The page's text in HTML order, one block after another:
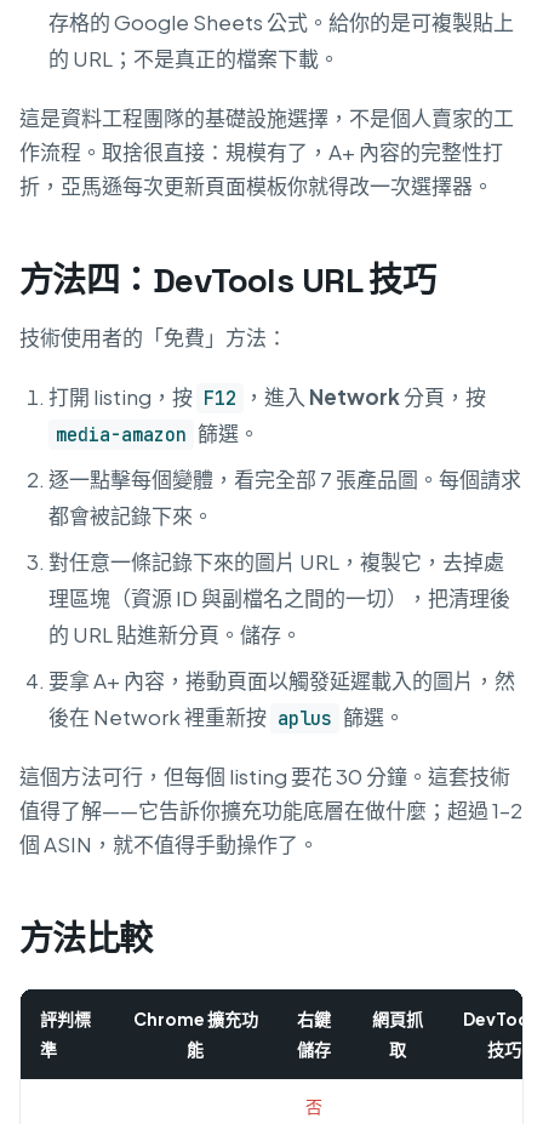
存格的 Google Sheets 公式。給你的是可複製貼上
的 URL；不是真正的檔案下載。
這是資料工程團隊的基礎設施選擇，不是個人賣家的工
作流程。取捨很直接：規模有了，A+ 內容的完整性打
折，亞馬遜每次更新頁面模板你就得改一次選擇器。
方法四：DevTools URL 技巧
技術使用者的「免費」方法：
打開 listing，按 F12 ，進入 Network分頁，按
media-amazon 篩選。
逐一點擊每個變體，看完全部 7 張產品圖。每個請求
都會被記錄下來。
對任意一條記錄下來的圖片 URL，複製它，去掉處
理區塊（資源 ID 與副檔名之間的一切），把清理後
的 URL 貼進新分頁。儲存。
要拿 A+ 內容，捲動頁面以觸發延遲載入的圖片，然
後在 Network 裡重新按 aplus 篩選。
這個方法可行，但每個 listing 要花 30 分鐘。這套技術
值得了解——它告訴你擴充功能底層在做什麼；超過 1–2
個 ASIN，就不值得手動操作了。
方法比較
評判標
準
Chrome 擴充功
能
右鍵
儲存
網頁抓
取
DevTools
技巧
否